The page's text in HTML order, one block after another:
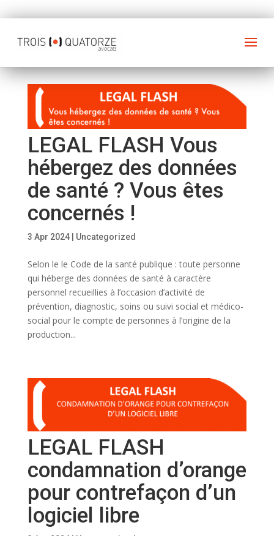
LEGAL FLASH Vous
hébergez des données
de santé ? Vous êtes
concernés !
3 Apr 2024| Uncategorized
Selon le le Code de la santé publique : toute personne
qui héberge des données de santé à caractère
personnel recueillies à l’occasion d’activité de
prévention, diagnostic, soins ou suivi social et médico-
social pour le compte de personnes à l’origine de la
production...
LEGAL FLASH
condamnation d’orange
pour contrefaçon d’un
logiciel libre